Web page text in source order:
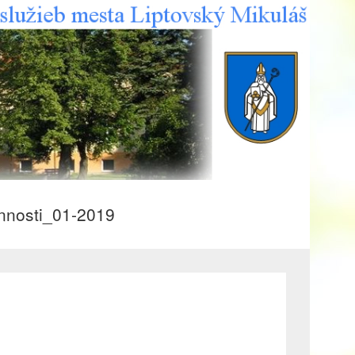
2019